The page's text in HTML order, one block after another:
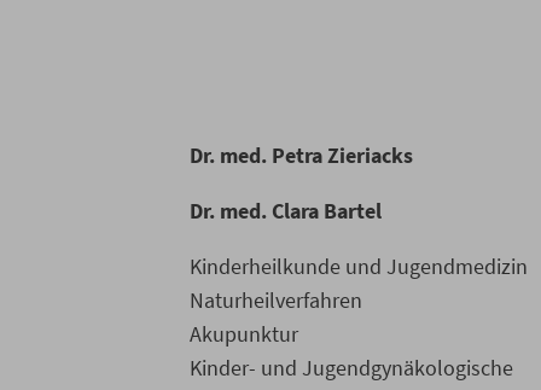
Dr. med. Petra Zieriacks
Dr. med. Clara Bartel
Kinderheilkunde und Jugendmedizin
Naturheilverfahren
Akupunktur
Kinder- und Jugendgynäkologische